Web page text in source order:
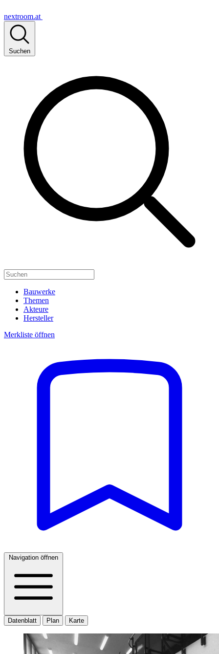
nextroom.at
Suchen
Bauwerke
Themen
Akteure
Hersteller
Merkliste öffnen
Navigation öffnen
Datenblatt Plan Karte